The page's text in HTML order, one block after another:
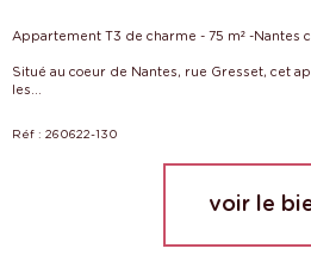
Appartement T3 de charme - 75 m² -Nantes
Situé au coeur de Nantes, rue Gresset, cet
les...
Réf : 260622-130
voir le